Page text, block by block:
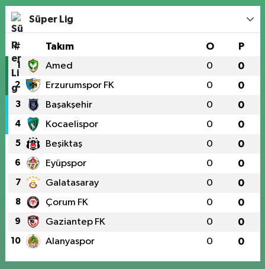
Süper Lig
# Takım O P
1 Amed 0 0
2 Erzurumspor FK 0 0
3 Başakşehir 0 0
4 Kocaelispor 0 0
5 Beşiktaş 0 0
6 Eyüpspor 0 0
7 Galatasaray 0 0
8 Çorum FK 0 0
9 Gaziantep FK 0 0
10 Alanyaspor 0 0